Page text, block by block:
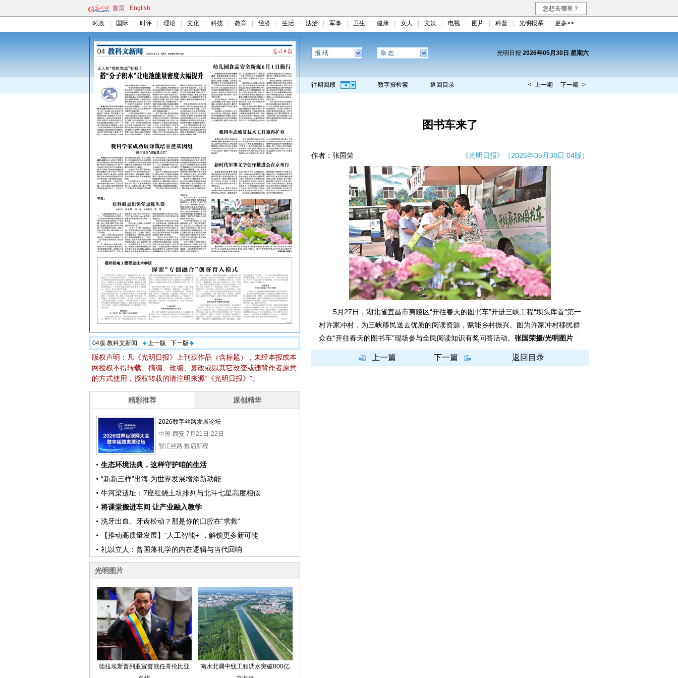
首页 English 您想去哪里？
时政 国际 时评 理论 文化 科技 教育 经济 生活 法治 军事 卫生 健康 女人 文娱 电视 图片 科普 光明报系 更多>>
04版:教科文新闻 上一版 下一版
版权声明：凡《光明日报》上刊载作品（含标题），未经本报或本
网授权不得转载、摘编、改编、篡改或以其它改变或违背作者原意
的方式使用，授权转载的请注明来源“《光明日报》”。
报 纸 杂 志 光明日报 2026年05月30日 星期六
往期回顾 数字报检索 返回目录 < 上一期 下一期 >
图书车来了
作者：张国荣 《光明日报》（2026年05月30日 04版）
5月27日，湖北省宜昌市夷陵区“开往春天的图书车”开进三峡工程“坝头库首”第一
村许家冲村，为三峡移民送去优质的阅读资源，赋能乡村振兴。图为许家冲村移民群
众在“开往春天的图书车”现场参与全民阅读知识有奖问答活动。 张国荣摄/光明图片
上一篇 下一篇 返回目录